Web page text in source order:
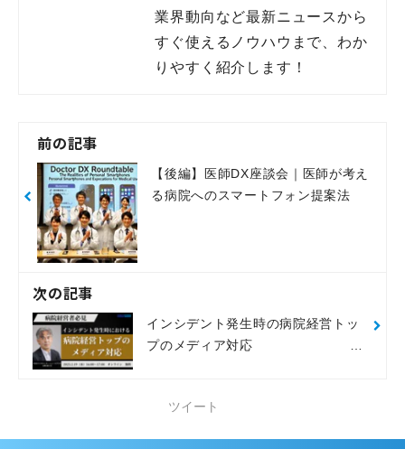
業界動向など最新ニュースから
すぐ使えるノウハウまで、わか
りやすく紹介します！
前の記事
【後編】医師DX座談会｜医師が考え
る病院へのスマートフォン提案法
次の記事
インシデント発生時の病院経営トッ
プのメディア対応
ツイート